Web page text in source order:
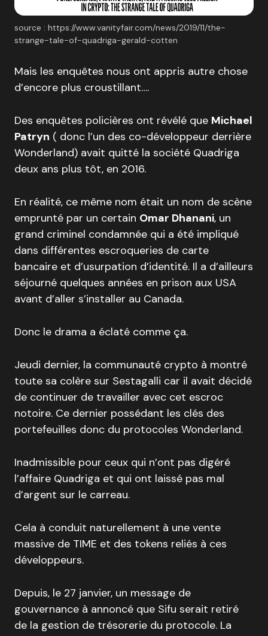
source : https://www.vanityfair.com/news/2019/11/the-
strange-tale-of-quadriga-gerald-cotten
Mais les enquêtes nous ont appris autre chose
d’encore plus croustillant….
Des enquêtes policières ont révélé que Michael
Patryn ( donc l’un des co-développeur derrière
Wonderland) avait quitté la société Quadriga
deux ans plus tôt, en 2016.
En réalité, ce même nom était un nom de scène
emprunté par un certain Omar Dhanani, un
grand criminel condamnée qui a été impliqué
dans différentes escroqueries de carte
bancaire et d’usurpation d’identité. Il a d’ailleurs
séjourné quelques années en prison aux USA
avant d’aller s’installer au Canada.
Donc le drama a éclaté comme ça.
Jeudi dernier, la communauté crypto à montré
toute sa colère sur Sestagalli car il avait décidé
de continuer de travailler avec cet escroc
notoire. Ce dernier possédant les clés des
portefeuilles donc du protocoles Wonderland.
Inadmissible pour ceux qui n’ont pas digéré
l’affaire Quadriga et qui ont laissé pas mal
d’argent sur le carreau.
Cela à conduit naturellement à une vente
massive de TIME et des tokens reliés à ces
développeurs.
Depuis, le 27 janvier, un message de
gouvernance à annoncé que Sifu serait retiré
de la gestion de trésorerie du protocole. La